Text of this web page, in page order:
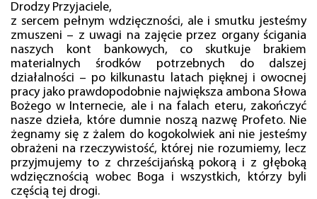
Drodzy Przyjaciele,
z sercem pełnym wdzięczności, ale i smutku jesteśmy
zmuszeni – z uwagi na zajęcie przez organy ścigania
naszych kont bankowych, co skutkuje brakiem
materialnych środków potrzebnych do dalszej
działalności – po kilkunastu latach pięknej i owocnej
pracy jako prawdopodobnie największa ambona Słowa
Bożego w Internecie, ale i na falach eteru, zakończyć
nasze dzieła, które dumnie noszą nazwę Profeto. Nie
żegnamy się z żalem do kogokolwiek ani nie jesteśmy
obrażeni na rzeczywistość, której nie rozumiemy, lecz
przyjmujemy to z chrześcijańską pokorą i z głęboką
wdzięcznością wobec Boga i wszystkich, którzy byli
częścią tej drogi.